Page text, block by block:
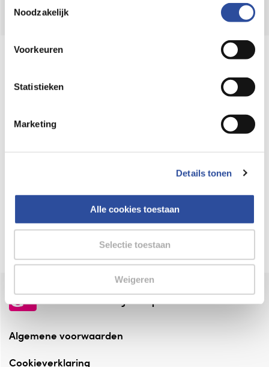
en de bewaartermijnen per categorie. Je kunt je keuze op
gegevensverwerking staat in de
Privacyverklaring
Noodzakelijk
Voorkeuren
Statistieken
Marketing
Details tonen
Alle cookies toestaan
Selectie toestaan
Weigeren
Online aanbieder medicijnen
webshop mag verkopen.
⁠Verantwoorde zorg, ⁠ook online.
Altijd onze folder bij de hand
Check onze folders ⁠bij AlleFolders.
de vriendelijke specialist
Algemene voorwaarden
Cookieverklaring